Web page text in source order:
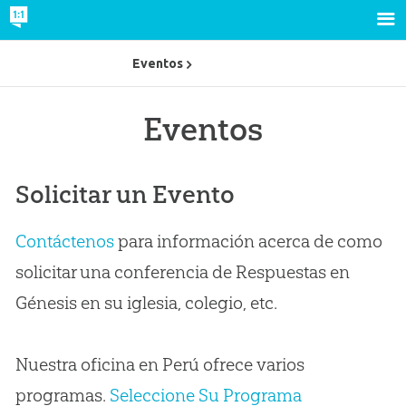
Eventos
Solicitar un Evento
Contáctenospara información acerca de como
solicitar una conferencia de Respuestas en
Génesis en su iglesia, colegio, etc.
Nuestra oficina en Perú ofrece varios
programas. Seleccione Su Programa
Eventos